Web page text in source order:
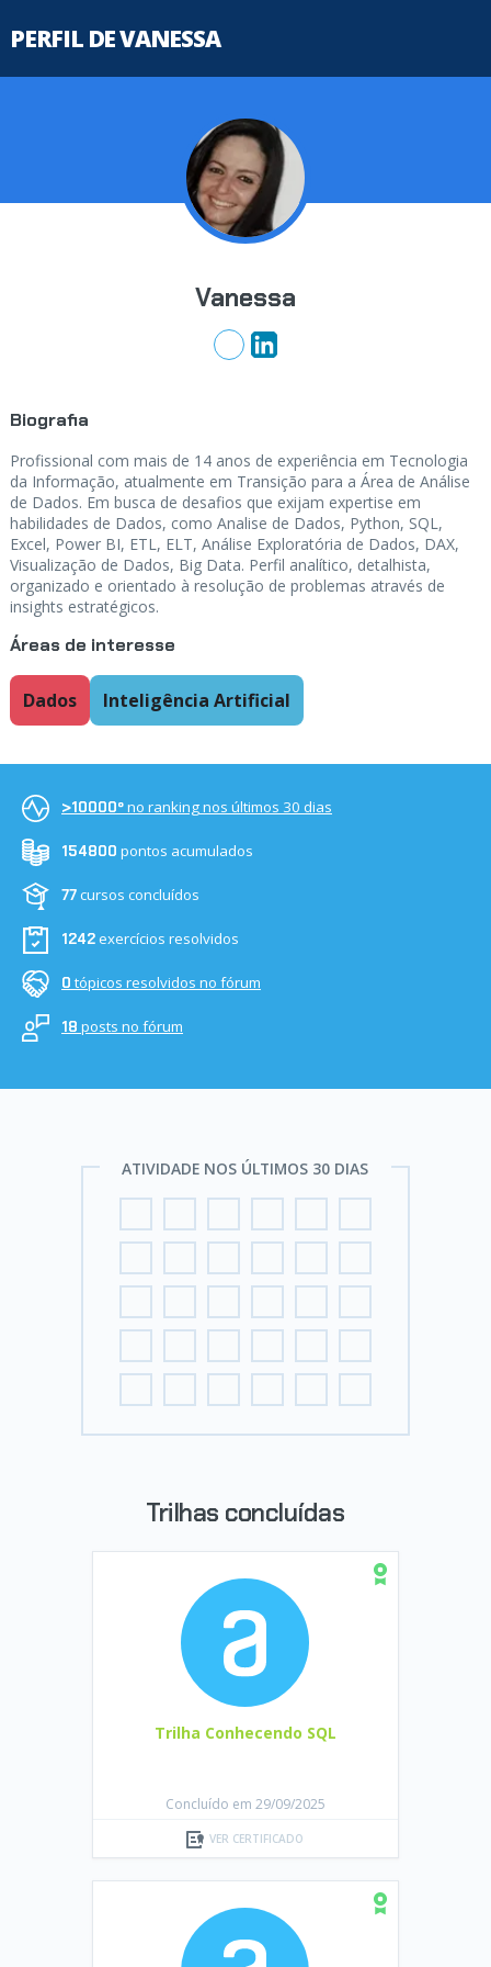
PERFIL DE VANESSA
Vanessa
Biografia
Profissional com mais de 14 anos de experiência em Tecnologia
da Informação, atualmente em Transição para a Área de Análise
de Dados. Em busca de desafios que exijam expertise em
habilidades de Dados, como Analise de Dados, Python, SQL,
Excel, Power BI, ETL, ELT, Análise Exploratória de Dados, DAX,
Visualização de Dados, Big Data. Perfil analítico, detalhista,
organizado e orientado à resolução de problemas através de
insights estratégicos.
Áreas de interesse
Dados Inteligência Artificial
>10000ºno ranking nos últimos 30 dias
154800 pontos acumulados
77cursos concluídos
1242exercícios resolvidos
0 tópicos resolvidos no fórum
18 posts no fórum
ATIVIDADE NOS ÚLTIMOS 30 DIAS
Trilhas concluídas
Trilha Conhecendo SQL
Concluído em 29/09/2025
VER CERTIFICADO